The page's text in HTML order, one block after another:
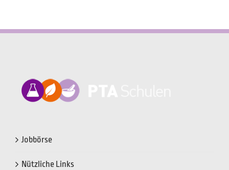
Jobbörse
Nützliche Links